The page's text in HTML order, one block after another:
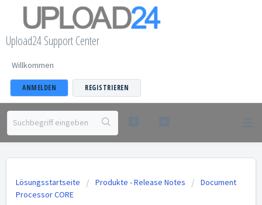
Upload24 Support Center
Willkommen
ANMELDEN REGISTRIEREN
Lösungsstartseite Produkte - Release Notes
Document
Processor CORE